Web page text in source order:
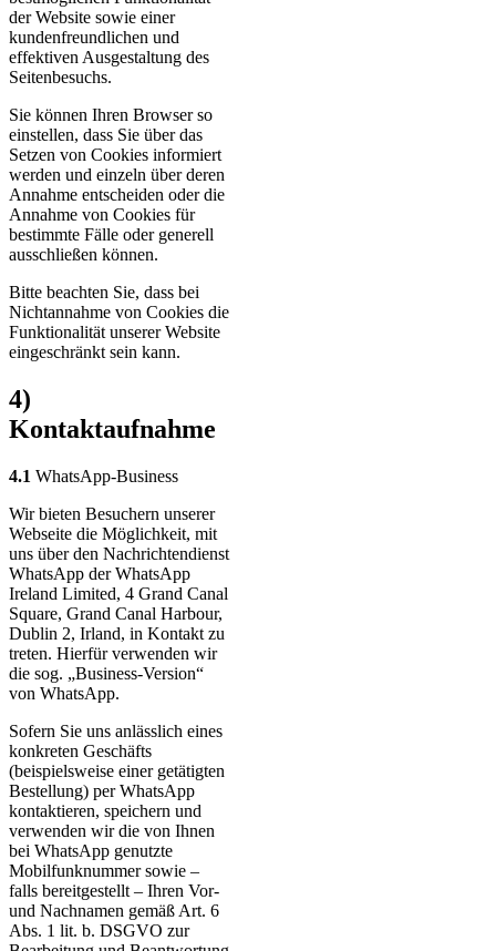
der Website sowie einer
kundenfreundlichen und
effektiven Ausgestaltung des
Seitenbesuchs.
Sie können Ihren Browser so
einstellen, dass Sie über das
Setzen von Cookies informiert
werden und einzeln über deren
Annahme entscheiden oder die
Annahme von Cookies für
bestimmte Fälle oder generell
ausschließen können.
Bitte beachten Sie, dass bei
Nichtannahme von Cookies die
Funktionalität unserer Website
eingeschränkt sein kann.
4)
Kontaktaufnahme
4.1 WhatsApp-Business
Wir bieten Besuchern unserer
Webseite die Möglichkeit, mit
uns über den Nachrichtendienst
WhatsApp der WhatsApp
Ireland Limited, 4 Grand Canal
Square, Grand Canal Harbour,
Dublin 2, Irland, in Kontakt zu
treten. Hierfür verwenden wir
die sog. „Business-Version“
von WhatsApp.
Sofern Sie uns anlässlich eines
konkreten Geschäfts
(beispielsweise einer getätigten
Bestellung) per WhatsApp
kontaktieren, speichern und
verwenden wir die von Ihnen
bei WhatsApp genutzte
Mobilfunknummer sowie –
falls bereitgestellt – Ihren Vor-
und Nachnamen gemäß Art. 6
Abs. 1 lit. b. DSGVO zur